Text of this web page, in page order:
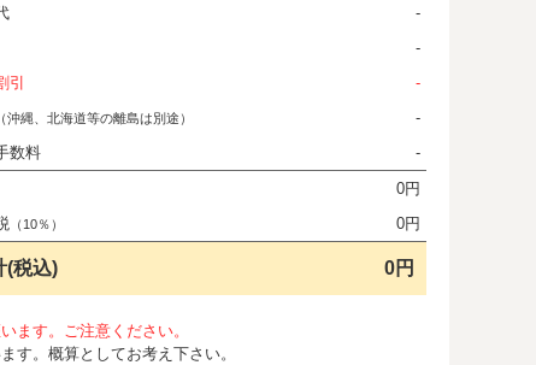
-
-
引
-
（沖縄、北海道等の離島は別途）
-
数料
-
0円
（10％） 0円
(税込) 0円
ます。ご注意ください。
す。概算としてお考え下さい。